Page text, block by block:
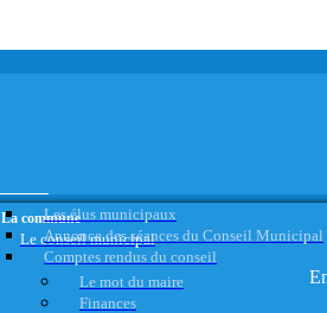
La commune
Le conseil municipal
Les élus municipaux
Annonce des séances du Conseil Municipal
Comptes rendus du conseil
Le mot du maire
Finances